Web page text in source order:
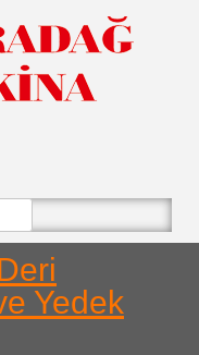
Yedek